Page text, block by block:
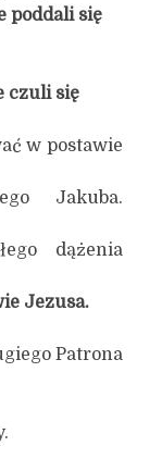
poddali się
czuli się
w postawie
Jakuba.
dążenia
Jezusa.
Patrona